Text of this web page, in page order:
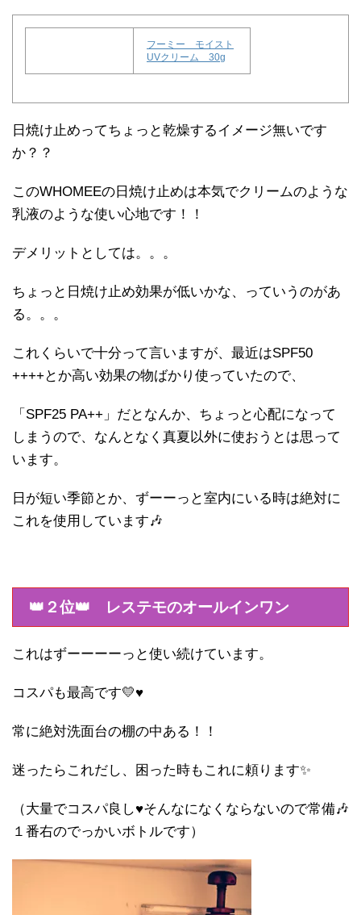
フーミー モイスト
UVクリーム 30g
日焼け止めってちょっと乾燥するイメージ無いです
か？？
このWHOMEEの日焼け止めは本気でクリームのような
乳液のような使い心地です！！
デメリットとしては。。。
ちょっと日焼け止め効果が低いかな、っていうのがあ
る。。。
これくらいで十分って言いますが、最近はSPF50
++++とか高い効果の物ばかり使っていたので、
「SPF25 PA++」だとなんか、ちょっと心配になって
しまうので、なんとなく真夏以外に使おうとは思って
います。
日が短い季節とか、ずーーっと室内にいる時は絶対に
これを使用しています🎶
👑２位👑 レステモのオールインワン
これはずーーーーっと使い続けています。
コスパも最高です💛♥
常に絶対洗面台の棚の中ある！！
迷ったらこれだし、困った時もこれに頼ります✨
（大量でコスパ良し♥そんなになくならないので常備🎶
１番右のでっかいボトルです）